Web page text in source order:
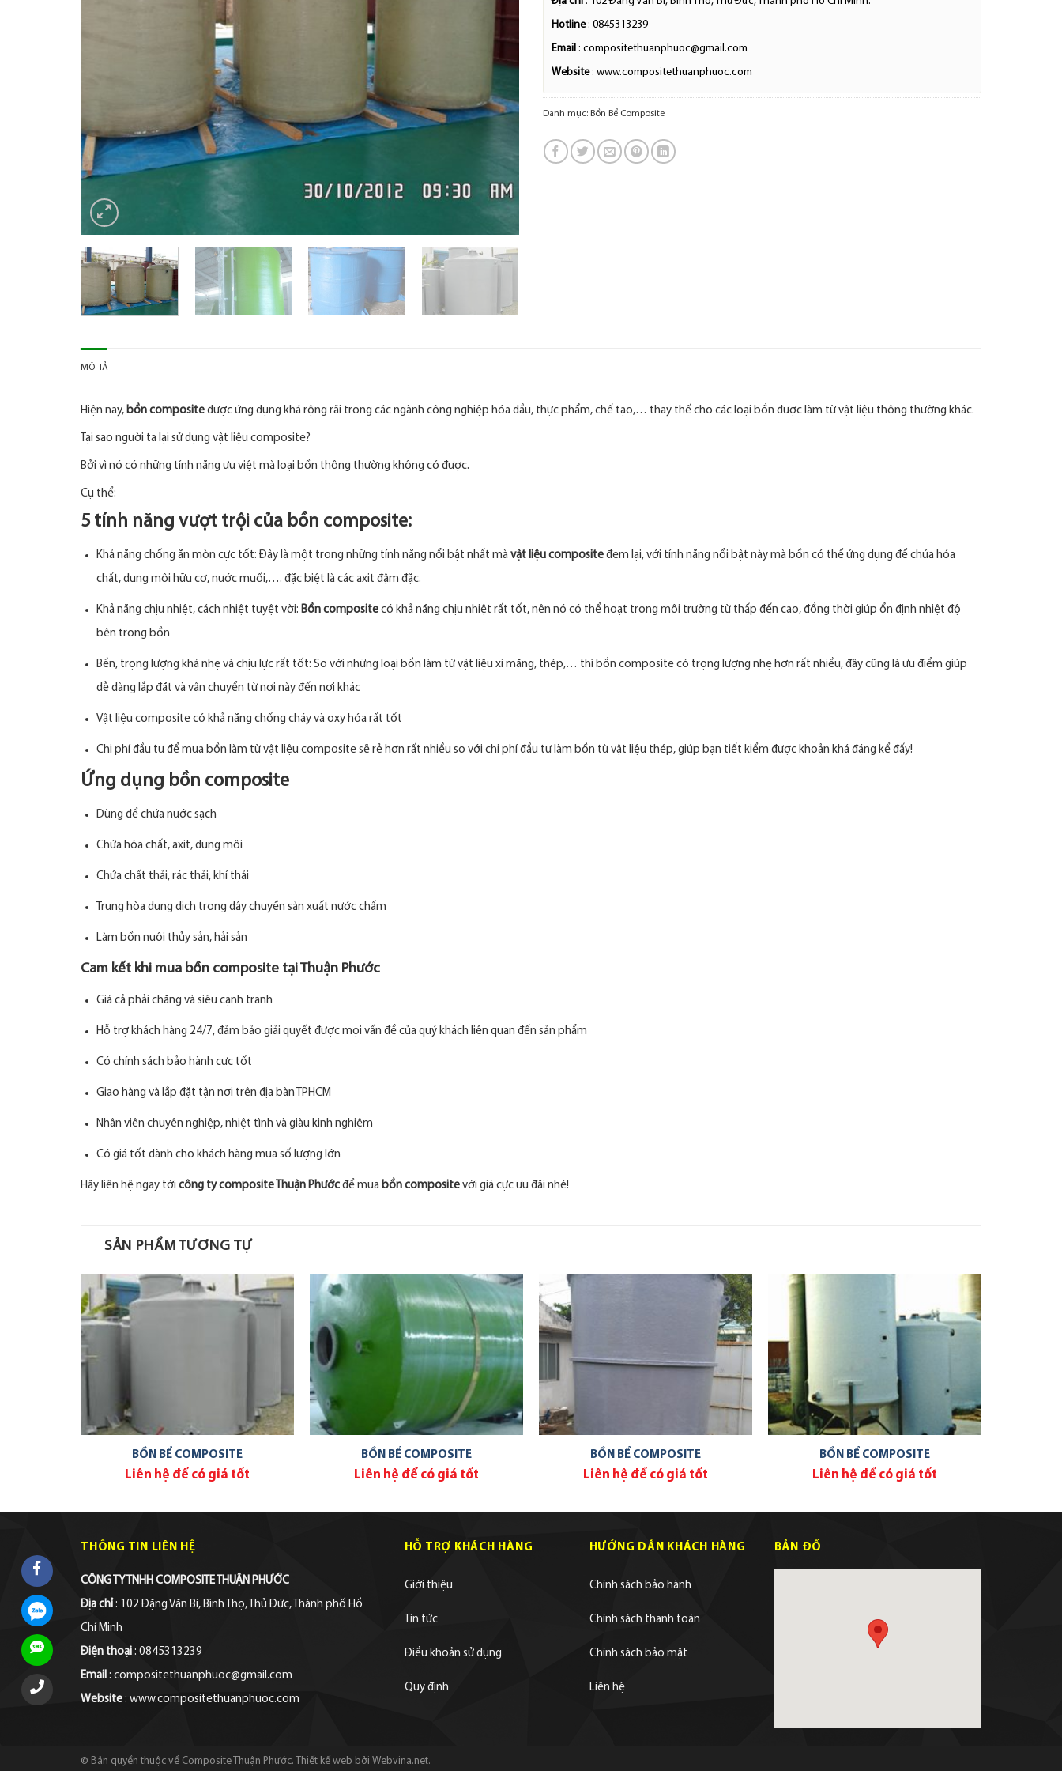
Hotline: 0845313239
Email : compositethuanphuoc@gmail.com
Website: www.compositethuanphuoc.com
Danh mục: Bồn Bể Composite
MÔ TẢ
Hiện nay, bồn composite được ứng dụng khá rộng rãi trong các ngành công nghiệp hóa dầu, thực phẩm, chế tạo,… thay thế cho các loại bồn được làm từ vật liệu thông thường khác.
Tại sao người ta lại sử dụng vật liệu composite?
Bởi vì nó có những tính năng ưu việt mà loại bồn thông thường không có được.
Cụ thể:
5 tính năng vượt trội của bồn composite:
Khả năng chống ăn mòn cực tốt: Đây là một trong những tính năng nổi bật nhất mà vật liệu compositeđem lại, với tính năng nổi bật này mà bồn có thể ứng dụng để chứa hóa
chất, dung môi hữu cơ, nước muối,…. đặc biệt là các axit đậm đặc.
Khả năng chịu nhiệt, cách nhiệt tuyệt vời: Bồn compositecó khả năng chịu nhiệt rất tốt, nên nó có thể hoạt trong môi trường từ thấp đến cao, đồng thời giúp ổn định nhiệt độ
bên trong bồn
Bền, trọng lượng khá nhẹ và chịu lực rất tốt: So với những loại bồn làm từ vật liệu xi măng, thép,… thì bồn composite có trọng lượng nhẹ hơn rất nhiều, đây cũng là ưu điểm giúp
dễ dàng lắp đặt và vận chuyển từ nơi này đến nơi khác
Vật liệu composite có khả năng chống cháy và oxy hóa rất tốt
Chi phí đầu tư để mua bồn làm từ vật liệu composite sẽ rẻ hơn rất nhiều so với chi phí đầu tư làm bồn từ vật liệu thép, giúp bạn tiết kiểm được khoản khá đáng kể đấy!
Ứng dụng bồn composite
Dùng để chứa nước sạch
Chứa hóa chất, axit, dung môi
Chứa chất thải, rác thải, khí thải
Trung hòa dung dịch trong dây chuyền sản xuất nước chấm
Làm bồn nuôi thủy sản, hải sản
Cam kết khi mua bồn composite tại Thuận Phước
Giá cả phải chăng và siêu cạnh tranh
Hỗ trợ khách hàng 24/7, đảm bảo giải quyết được mọi vấn đề của quý khách liên quan đến sản phẩm
Có chính sách bảo hành cực tốt
Giao hàng và lắp đặt tận nơi trên địa bàn TPHCM
Nhân viên chuyên nghiệp, nhiệt tình và giàu kinh nghiệm
Có giá tốt dành cho khách hàng mua số lượng lớn
Hãy liên hệ ngay tới công ty composite Thuận Phước để mua bồn composite với giá cực ưu đãi nhé!
SẢN PHẨM TƯƠNG TỰ
BỒN BỂ COMPOSITE
Liên hệ để có giá tốt
BỒN BỂ COMPOSITE
Liên hệ để có giá tốt
BỒN BỂ COMPOSITE
Liên hệ để có giá tốt
BỒN BỂ COMPOSITE
Liên hệ để có giá tốt
THÔNG TIN LIÊN HỆ
CÔNG TY TNHH COMPOSITE THUẬN PHƯỚC
Địa chỉ : 102 Đặng Văn Bi, Bình Thọ, Thủ Đức, Thành phố Hồ
Chí Minh
Điện thoại : 0845313239
Email : compositethuanphuoc@gmail.com
Website : www.compositethuanphuoc.com
HỖ TRỢ KHÁCH HÀNG
Giới thiệu
Tin tức
Điều khoản sử dụng
Quy định
HƯỚNG DẪN KHÁCH HÀNG
Chính sách bảo hành
Chính sách thanh toán
Chính sách bảo mật
Liên hệ
BẢN ĐỒ
© Bản quyền thuộc về Composite Thuận Phước. Thiết kế web bởi Webvina.net.